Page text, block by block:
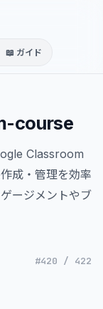
📖 ガイド
course
Classroom
成・管理を効率
ージメントやブ
#420 / 422